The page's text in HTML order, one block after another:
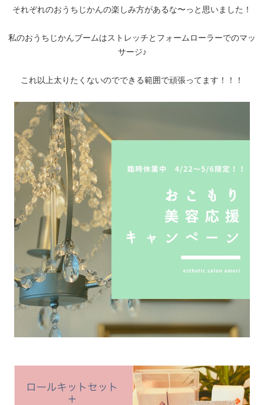
それぞれのおうちじかんの楽しみ方があるな〜っと思いました！
私のおうちじかんブームはストレッチとフォームローラーでのマッ
サージ♪
これ以上太りたくないのでできる範囲で頑張ってます！！！